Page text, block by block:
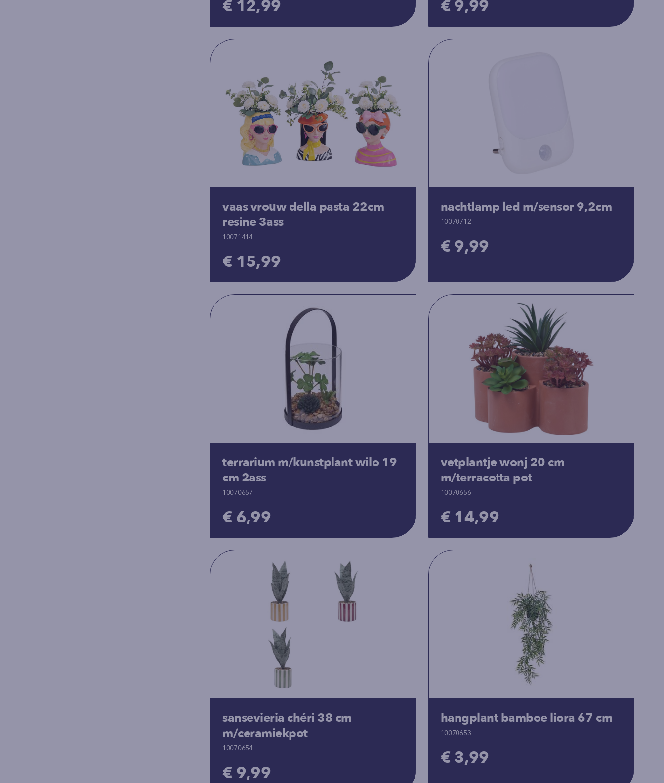
€ 12,99 € 9,99
vaas vrouw della pasta 22cm
resine 3ass
10071414
€ 15,99
nachtlamp led m/sensor 9,2cm
10070712
€ 9,99
terrarium m/kunstplant wilo 19
cm 2ass
10070657
€ 6,99
vetplantje wonj 20 cm
m/terracotta pot
10070656
€ 14,99
sansevieria chéri 38 cm
m/ceramiekpot
10070654
€ 9,99
hangplant bamboe liora 67 cm
10070653
€ 3,99